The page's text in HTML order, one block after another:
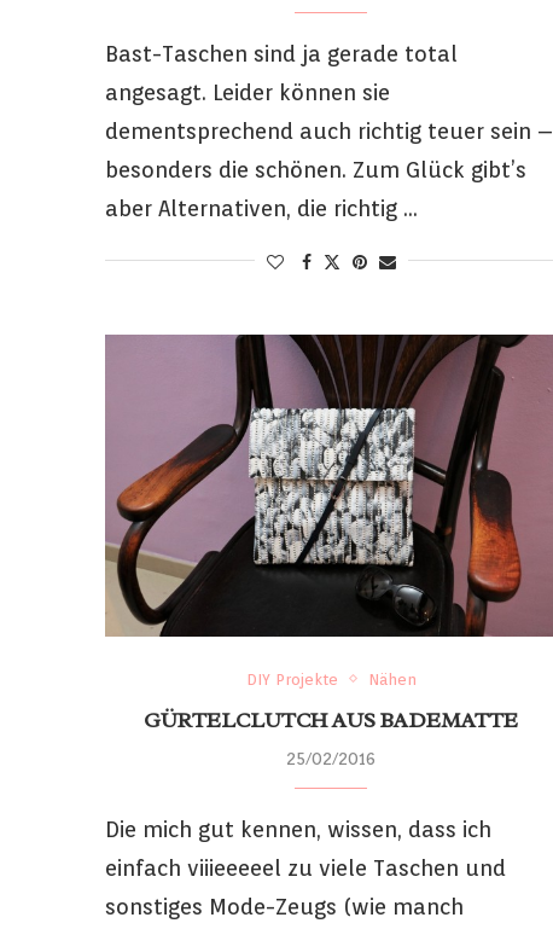
Bast-Taschen sind ja gerade total
angesagt. Leider können sie
dementsprechend auch richtig teuer sein –
besonders die schönen. Zum Glück gibt’s
aber Alternativen, die richtig …
DIY Projekte Nähen
GÜRTELCLUTCH AUS BADEMATTE
25/02/2016
Die mich gut kennen, wissen, dass ich
einfach viiieeeeel zu viele Taschen und
sonstiges Mode-Zeugs (wie manch